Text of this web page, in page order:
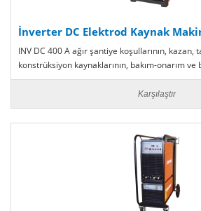
İnverter DC Elektrod Kaynak
INV DC 400 A ağır şantiye koşullarının,
konstrüksiyon kaynaklarının, bakım-onarım ve
Karşılaştır